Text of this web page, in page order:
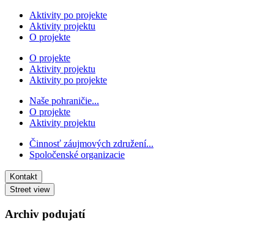
Aktivity po projekte
Aktivity projektu
O projekte
O projekte
Aktivity projektu
Aktivity po projekte
Naše pohraničie...
O projekte
Aktivity projektu
Činnosť záujmových združení...
Spoločenské organizacie
Kontakt
Street view
Archiv podujatí